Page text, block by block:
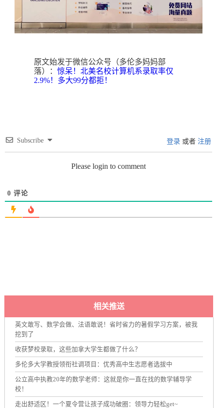
原文始发于微信公众号（多伦多妈妈部
落）：惊呆！北美名校计算机系录取率仅
2.9%！多大99分都拒！
Subscribe 登录 或者 注册
Please login to comment
0 评论
相关推送
英文敢写、数学会做、法语敢说！省时省力的暑假学习方案，被我
挖到了
收获梦校录取，这些加拿大学生都做了什么？
多伦多大学教授领衔社调项目：优秀高中生志愿者选拔中
公立高中执教20年的数学老师：这就是你一直在找的数学辅导学
校！
走出舒适区！一个夏令营让孩子成功破圈：领导力轻松get~